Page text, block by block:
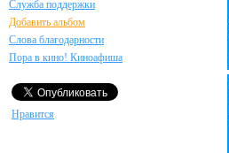
Служба поддержки
Добавить альбом
Слова благодарности
Пора в кино! Киноафиша
Нравится